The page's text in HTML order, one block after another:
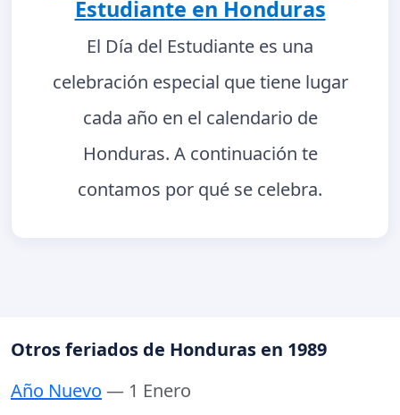
Estudiante en Honduras
El Día del Estudiante es una
celebración especial que tiene lugar
cada año en el calendario de
Honduras. A continuación te
contamos por qué se celebra.
Otros feriados de Honduras en 1989
Año Nuevo — 1 Enero